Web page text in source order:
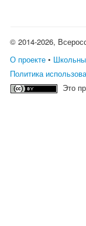
© 2014-2026,
О проекте •
Политика
Это